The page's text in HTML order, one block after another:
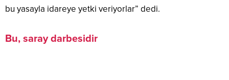
bu yasayla idareye yetki veriyorlar” dedi.
Bu, saray darbesidir